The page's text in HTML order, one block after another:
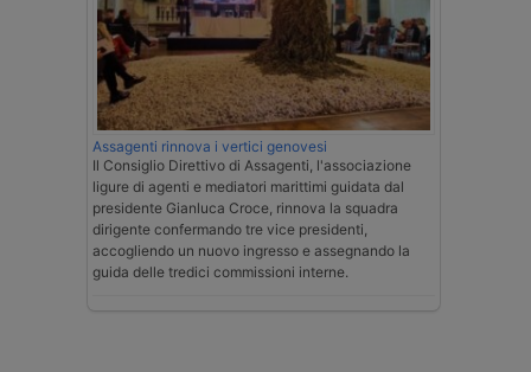
Assagenti rinnova i vertici genovesi
Il Consiglio Direttivo di Assagenti, l'associazione
ligure di agenti e mediatori marittimi guidata dal
presidente Gianluca Croce, rinnova la squadra
dirigente confermando tre vice presidenti,
accogliendo un nuovo ingresso e assegnando la
guida delle tredici commissioni interne.